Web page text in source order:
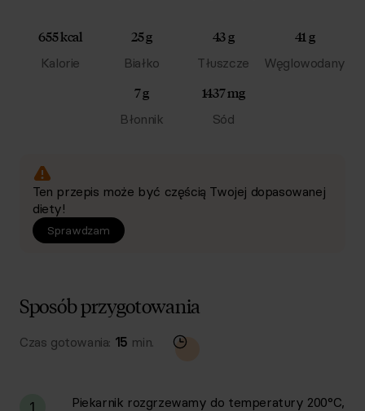
655 kcal
Kalorie
25 g
Białko
43 g
Tłuszcze
41 g
Węglowodany
7 g
Błonnik
1437 mg
Sód
Ten przepis może być częścią Twojej dopasowanej
diety!
Sprawdzam
Sposób przygotowania
Czas gotowania: 15 min.
1 Piekarnik rozgrzewamy do temperatury 200°C,